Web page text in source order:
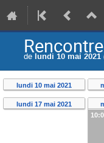
de lundi 10 mai 2021
lundi 10 mai 2021
lundi 17 mai 2021